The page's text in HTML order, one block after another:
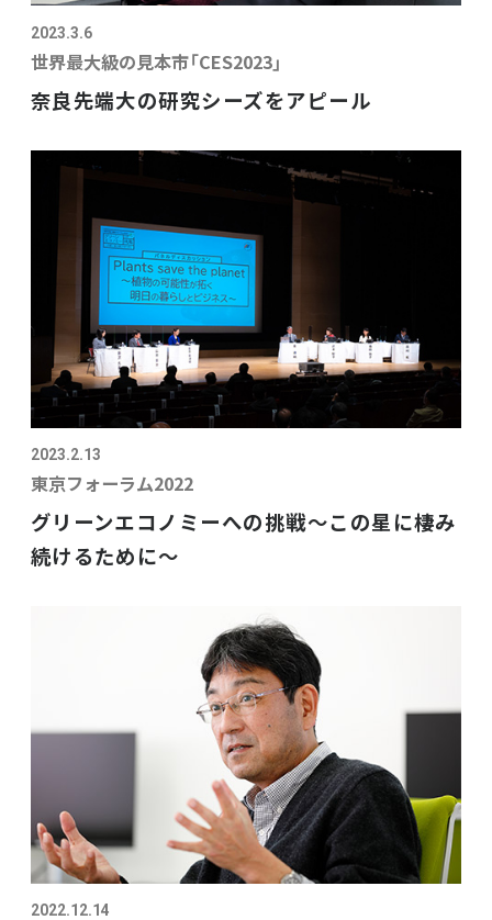
2023.3.6
世界最大級の見本市「CES2023」
奈良先端大の研究シーズをアピール
2023.2.13
東京フォーラム2022
グリーンエコノミーへの挑戦～この星に棲み
続けるために～
2022.12.14